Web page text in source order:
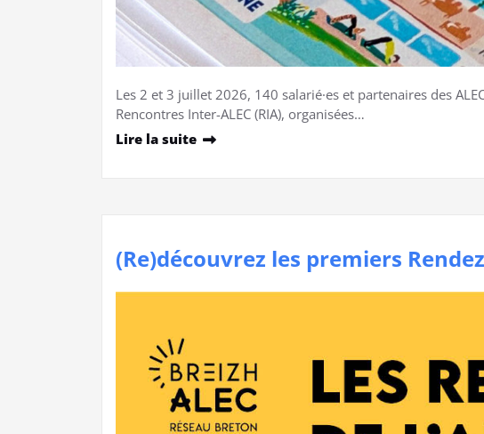
Les 2 et 3 juillet 2026, 140 salarié·es et partenaires des
Rencontres Inter-ALEC (RIA), organisées…
Lire la suite
(Re)découvrez les premiers